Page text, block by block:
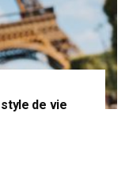
de vie